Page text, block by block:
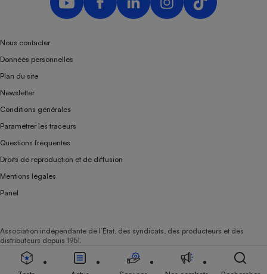
Nous contacter
Données personnelles
Plan du site
Newsletter
Conditions générales
Paramétrer les traceurs
Questions fréquentes
Droits de reproduction et de diffusion
Mentions légales
Panel
Association indépendante de l’État, des syndicats, des producteurs et des
distributeurs depuis 1951.